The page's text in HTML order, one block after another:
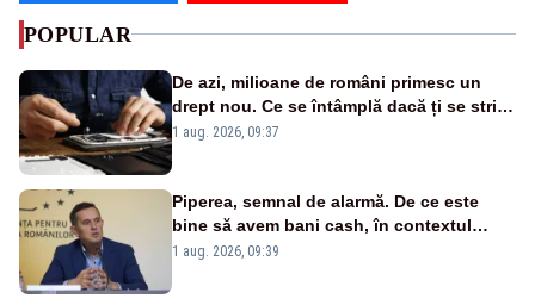
POPULAR
De azi, milioane de români primesc un
drept nou. Ce se întâmplă dacă ți se strică
un produs
1 aug. 2026, 09:37
Piperea, semnal de alarmă. De ce este
bine să avem bani cash, în contextul
alertei energetice?
1 aug. 2026, 09:39